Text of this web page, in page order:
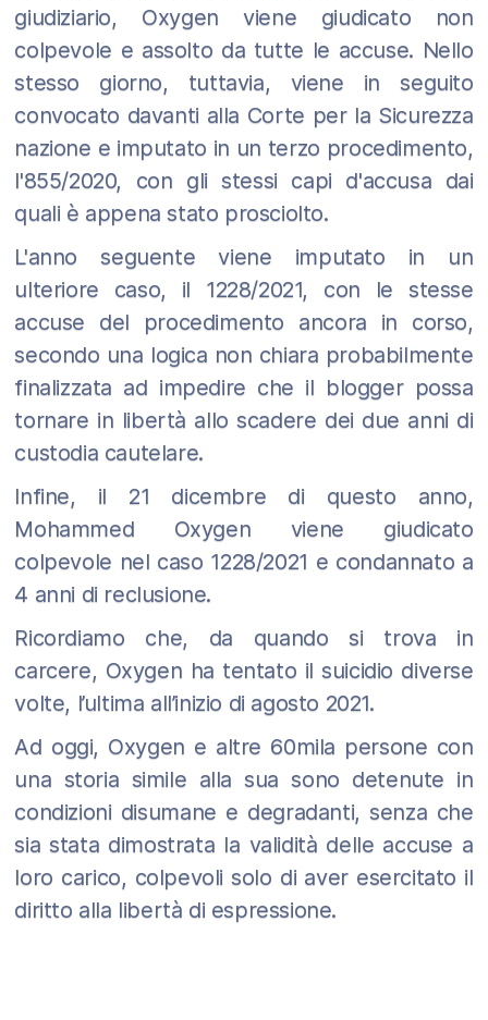
giudiziario, Oxygen viene giudicato non
colpevole e assolto da tutte le accuse. Nello
stesso giorno, tuttavia, viene in seguito
convocato davanti alla Corte per la Sicurezza
nazione e imputato in un terzo procedimento,
l'855/2020, con gli stessi capi d'accusa dai
quali è appena stato prosciolto.
L'anno seguente viene imputato in un
ulteriore caso, il 1228/2021, con le stesse
accuse del procedimento ancora in corso,
secondo una logica non chiara probabilmente
finalizzata ad impedire che il blogger possa
tornare in libertà allo scadere dei due anni di
custodia cautelare.
Infine, il 21 dicembre di questo anno,
Mohammed Oxygen viene giudicato
colpevole nel caso 1228/2021 e condannato a
4 anni di reclusione.
Ricordiamo che, da quando si trova in
carcere, Oxygen ha tentato il suicidio diverse
volte, l’ultima all’inizio di agosto 2021.
Ad oggi, Oxygen e altre 60mila persone con
una storia simile alla sua sono detenute in
condizioni disumane e degradanti, senza che
sia stata dimostrata la validità delle accuse a
loro carico, colpevoli solo di aver esercitato il
diritto alla libertà di espressione.